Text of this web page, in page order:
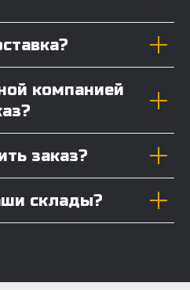
компанией
заказ?
склады?